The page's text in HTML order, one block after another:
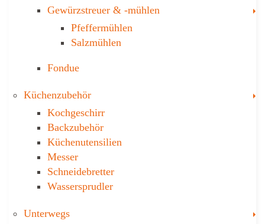
Gewürzstreuer­ & -mühlen
Pfeffermühlen
Salzmühlen
Fondue
Küchenzubehör
Kochgeschirr
Backzubehör
Küchenutensilien
Messer
Schneidebretter
Wassersprudler
Unterwegs